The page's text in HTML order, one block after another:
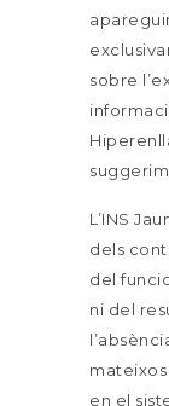
sobre
L’INS
dels
del
ni del
en el